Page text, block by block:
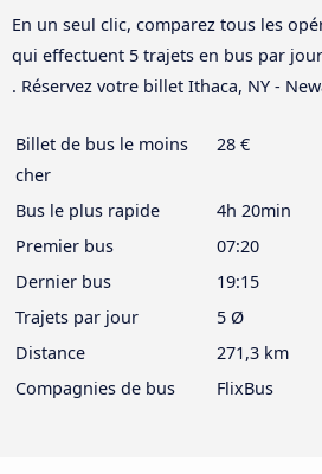
En un seul clic, comparez tous les
qui effectuent 5 trajets en bus par
. Réservez votre billet Ithaca, NY -
Billet de bus le moins
cher
28 €
Bus le plus rapide
4h 20min
Premier bus
07:20
Dernier bus
19:15
Trajets par jour
5 Ø
Distance
271,3 km
Compagnies de bus
FlixBus